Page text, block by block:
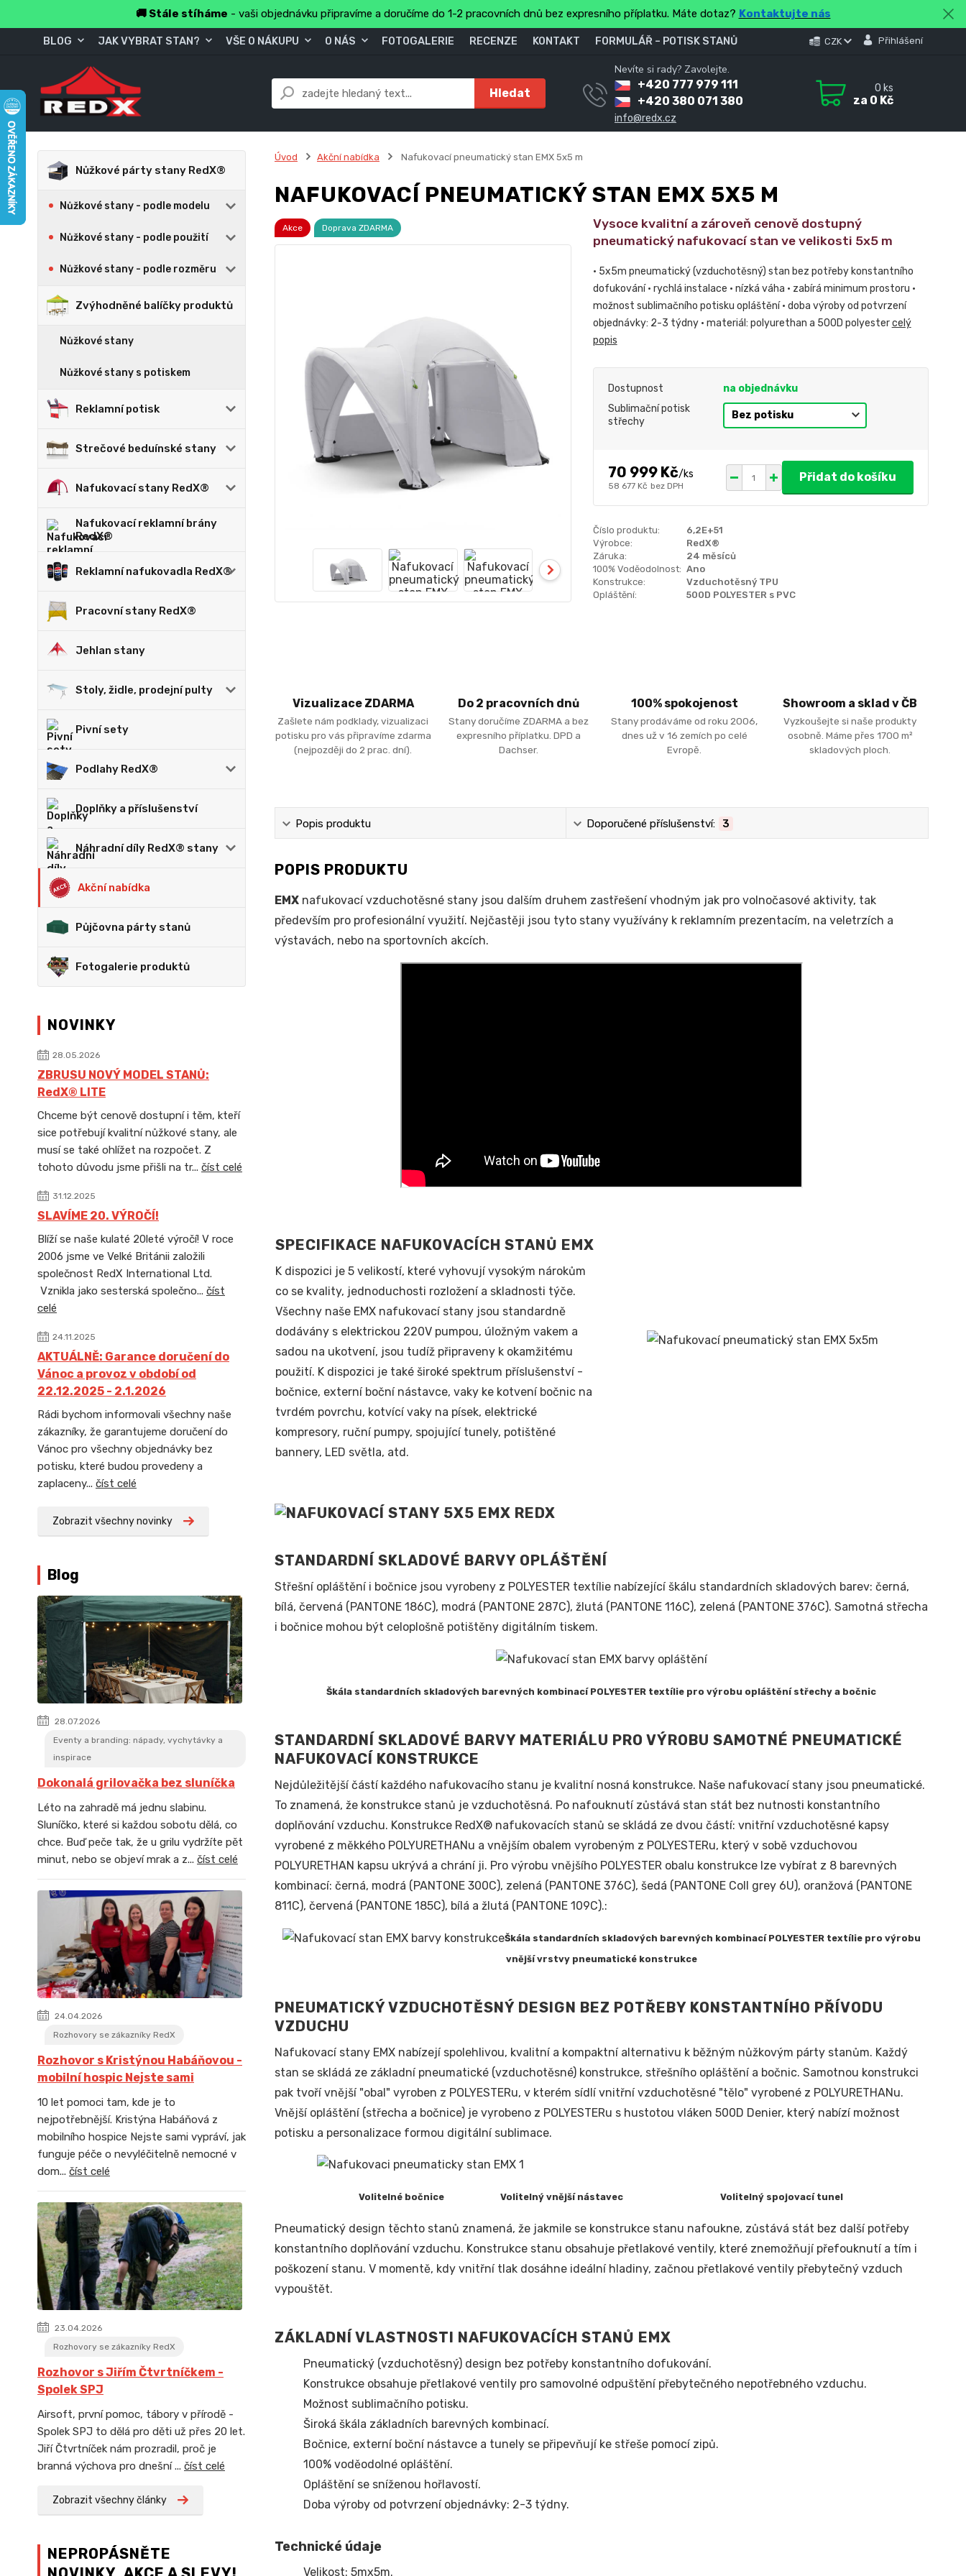
🚚 Stále stíháme - vaši objednávku připravíme a doručíme do 1-2 pracovních dnů bez expresního příplatku. Máte dotaz? Kontaktujte nás
BLOG JAK VYBRAT STAN? VŠE O NÁKUPU O NÁS FOTOGALERIE RECENZE KONTAKT FORMULÁŘ – POTISK STANŮ CZK Přihlášení
Hledat
Nevíte si rady? Zavolejte.
+420 777 979 111
+420 380 071 380
info@redx.cz
0 ks
za 0 Kč
Nůžkové párty stany RedX®
Nůžkové stany - podle modelu
Nůžkové stany - podle použití
Nůžkové stany - podle rozměru
Zvýhodněné balíčky produktů
Nůžkové stany
Nůžkové stany s potiskem
Reklamní potisk
Strečové beduínské stany
Nafukovací stany RedX®
Nafukovací reklamní brány
RedX®
Reklamní nafukovadla RedX®
Pracovní stany RedX®
Jehlan stany
Stoly, židle, prodejní pulty
Pivní sety
Podlahy RedX®
Doplňky a příslušenství
Náhradní díly RedX® stany
Akční nabídka
Půjčovna párty stanů
Fotogalerie produktů
NOVINKY
28.05.2026
ZBRUSU NOVÝ MODEL STANŮ:
RedX® LITE
Chceme být cenově dostupní i těm, kteří
sice potřebují kvalitní nůžkové stany, ale
musí se také ohlížet na rozpočet. Z
tohoto důvodu jsme přišli na tr... číst celé
31.12.2025
SLAVÍME 20. VÝROČÍ!
Blíží se naše kulaté 20leté výročí! V roce
2006 jsme ve Velké Británii založili
společnost RedX International Ltd.
Vznikla jako sesterská společno... číst
celé
24.11.2025
AKTUÁLNĚ: Garance doručení do
Vánoc a provoz v období od
22.12.2025 - 2.1.2026
Rádi bychom informovali všechny naše
zákazníky, že garantujeme doručení do
Vánoc pro všechny objednávky bez
potisku, které budou provedeny a
zaplaceny... číst celé
Zobrazit všechny novinky
Blog
28.07.2026
Eventy a branding: nápady, vychytávky a
inspirace
Dokonalá grilovačka bez sluníčka
Léto na zahradě má jednu slabinu.
Sluníčko, které si každou sobotu dělá, co
chce. Buď peče tak, že u grilu vydržíte pět
minut, nebo se objeví mrak a z... číst celé
24.04.2026
Rozhovory se zákazníky RedX
Rozhovor s Kristýnou Habáňovou -
mobilní hospic Nejste sami
10 let pomoci tam, kde je to
nejpotřebnější. Kristýna Habáňová z
mobilního hospice Nejste sami vypráví, jak
funguje péče o nevyléčitelně nemocné v
dom... číst celé
23.04.2026
Rozhovory se zákazníky RedX
Rozhovor s Jiřím Čtvrtníčkem -
Spolek SPJ
Airsoft, první pomoc, tábory v přírodě -
Spolek SPJ to dělá pro děti už přes 20 let.
Jiří Čtvrtníček nám prozradil, proč je
branná výchova pro dnešní ... číst celé
Zobrazit všechny články
NEPROPÁSNĚTE
Úvod Akční nabídka Nafukovací pneumatický stan EMX 5x5 m
NAFUKOVACÍ PNEUMATICKÝ STAN EMX 5X5 M
Akce Doprava ZDARMA
Vysoce kvalitní a zároveň cenově dostupný
pneumatický nafukovací stan ve velikosti 5x5 m
• 5x5m pneumatický (vzduchotěsný) stan bez potřeby konstantního
dofukování • rychlá instalace • nízká váha • zabírá minimum prostoru •
možnost sublimačního potisku opláštění • doba výroby od potvrzení
objednávky: 2-3 týdny • materiál: polyurethan a 500D polyestercelý
popis
Dostupnost
na objednávku
Sublimační potisk
střechy
70 999 Kč/ks
58 677 Kč bez DPH
Přidat do košíku
Číslo produktu:
6,2E+51
Výrobce:
RedX®
Záruka:
24 měsíců
100% Voděodolnost: Ano
Konstrukce:
Vzduchotěsný TPU
Opláštění:
500D POLYESTER s PVC
Vizualizace ZDARMA
Zašlete nám podklady, vizualizaci
potisku pro vás připravíme zdarma
(nejpozději do 2 prac. dní).
Do 2 pracovních dnů
Stany doručíme ZDARMA a bez
expresního příplatku. DPD a
Dachser.
100% spokojenost
Stany prodáváme od roku 2006,
dnes už v 16 zemích po celé
Evropě.
Showroom a sklad v ČB
Vyzkoušejte si naše produkty
osobně. Máme přes 1700 m²
skladových ploch.
Popis produktu Doporučené příslušenství: 3
POPIS PRODUKTU
EMXnafukovací vzduchotěsné stany jsou dalším druhem zastřešení vhodným jak pro volnočasové aktivity, tak
především pro profesionální využití. Nejčastěji jsou tyto stany využívány k reklamním prezentacím, na veletrzích a
výstavách, nebo na sportovních akcích.
SPECIFIKACE NAFUKOVACÍCH STANŮ EMX
K dispozici je 5 velikostí, které vyhovují vysokým nárokům
co se kvality, jednoduchosti rozložení a skladnosti týče.
Všechny naše EMX nafukovací stany jsou standardně
dodávány s elektrickou 220V pumpou, úložným vakem a
sadou na ukotvení, jsou tudíž připraveny k okamžitému
použití. K dispozici je také široké spektrum příslušenství -
bočnice, externí boční nástavce, vaky ke kotvení bočnic na
tvrdém povrchu, kotvící vaky na písek, elektrické
kompresory, ruční pumpy, spojující tunely, potištěné
bannery, LED světla, atd.
STANDARDNÍ SKLADOVÉ BARVY OPLÁŠTĚNÍ
Střešní opláštění i bočnice jsou vyrobeny z POLYESTER textílie nabízející škálu standardních skladových barev: černá,
bílá, červená (PANTONE 186C), modrá (PANTONE 287C), žlutá (PANTONE 116C), zelená (PANTONE 376C). Samotná střecha
i bočnice mohou být celoplošně potištěny digitálním tiskem.
Škála standardních skladových barevných kombinací POLYESTER textílie pro výrobu opláštění střechy a bočnic
STANDARDNÍ SKLADOVÉ BARVY MATERIÁLU PRO VÝROBU SAMOTNÉ PNEUMATICKÉ
NAFUKOVACÍ KONSTRUKCE
Nejdůležitější částí každého nafukovacího stanu je kvalitní nosná konstrukce. Naše nafukovací stany jsou pneumatické.
To znamená, že konstrukce stanů je vzduchotěsná. Po nafouknutí zůstává stan stát bez nutnosti konstantního
doplňování vzduchu. Konstrukce RedX® nafukovacích stanů se skládá ze dvou částí: vnitřní vzduchotěsné kapsy
vyrobené z měkkého POLYURETHANu a vnějším obalem vyrobeným z POLYESTERu, který v sobě vzduchovou
POLYURETHAN kapsu ukrývá a chrání ji. Pro výrobu vnějšího POLYESTER obalu konstrukce lze vybírat z 8 barevných
kombinací: černá, modrá (PANTONE 300C), zelená (PANTONE 376C), šedá (PANTONE Coll grey 6U), oranžová (PANTONE
811C), červená (PANTONE 185C), bílá a žlutá (PANTONE 109C).:
Škála standardních skladových barevných kombinací POLYESTER textílie pro výrobu
vnější vrstvy pneumatické konstrukce
PNEUMATICKÝ VZDUCHOTĚSNÝ DESIGN BEZ POTŘEBY KONSTANTNÍHO PŘÍVODU
VZDUCHU
Nafukovací stany EMX nabízejí spolehlivou, kvalitní a kompaktní alternativu k běžným nůžkovým párty stanům. Každý
stan se skládá ze základní pneumatické (vzduchotěsné) konstrukce, střešního opláštění a bočnic. Samotnou konstrukci
pak tvoří vnější "obal" vyroben z POLYESTERu, v kterém sídlí vnitřní vzduchotěsné "tělo" vyrobené z POLYURETHANu.
Vnější opláštění (střecha a bočnice) je vyrobeno z POLYESTERu s hustotou vláken 500D Denier, který nabízí možnost
potisku a personalizace formou digitální sublimace.
Volitelné bočnice Volitelný vnější nástavec Volitelný spojovací tunel
Pneumatický design těchto stanů znamená, že jakmile se konstrukce stanu nafoukne, zůstává stát bez další potřeby
konstantního doplňování vzduchu. Konstrukce stanu obsahuje přetlakové ventily, které znemožňují přefouknutí a tím i
poškození stanu. V momentě, kdy vnitřní tlak dosáhne ideální hladiny, začnou přetlakové ventily přebytečný vzduch
vypouštět.
ZÁKLADNÍ VLASTNOSTI NAFUKOVACÍCH STANŮ EMX
Pneumatický (vzduchotěsný) design bez potřeby konstantního dofukování.
Konstrukce obsahuje přetlakové ventily pro samovolné odpuštění přebytečného nepotřebného vzduchu.
Možnost sublimačního potisku.
Široká škála základních barevných kombinací.
Bočnice, externí boční nástavce a tunely se připevňují ke střeše pomocí zipů.
100% voděodolné opláštění.
Opláštění se sníženou hořlavostí.
Doba výroby od potvrzení objednávky: 2-3 týdny.
Technické údaje
Velikost: 5mx5m.